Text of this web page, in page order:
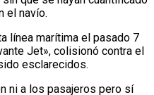
el navío.
línea marítima el pasado 7
Jet», colisionó contra el
esclarecidos.
ni a los pasajeros pero sí